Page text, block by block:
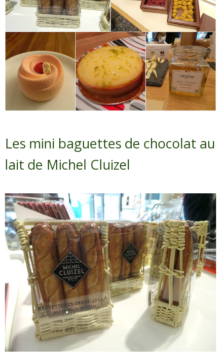
Les mini baguettes de chocolat au
lait de Michel Cluizel